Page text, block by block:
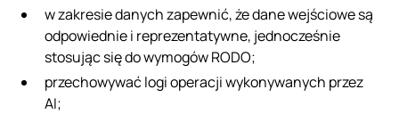
w zakresie danych zapewnić, że dane wejściowe są
odpowiednie i reprezentatywne, jednocześnie
stosując się do wymogów RODO;
przechowywać logi operacji wykonywanych przez
AI;